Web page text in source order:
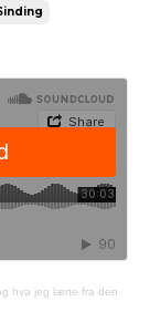
hva jeg lærte fra den